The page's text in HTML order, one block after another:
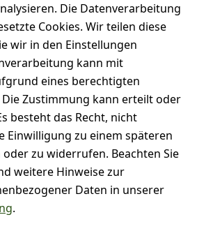
( 0
)
( 0
)
( 0
)
niemand
für
Die Datenverarbeitung
Cookies. Wir teilen diese
wir in den Einstellungen
kann mit
eines berechtigten
Zustimmung kann erteilt oder
besteht das Recht, nicht
Einwilligung zu einem späteren
zu widerrufen. Beachten Sie
weitere Hinweise zur
Daten in unserer
.